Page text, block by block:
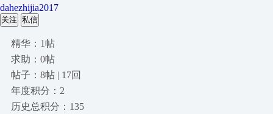
dahezhijia2017
关注 私信
精华：1帖
求助：0帖
帖子：8帖 | 17回
年度积分：2
历史总积分：135